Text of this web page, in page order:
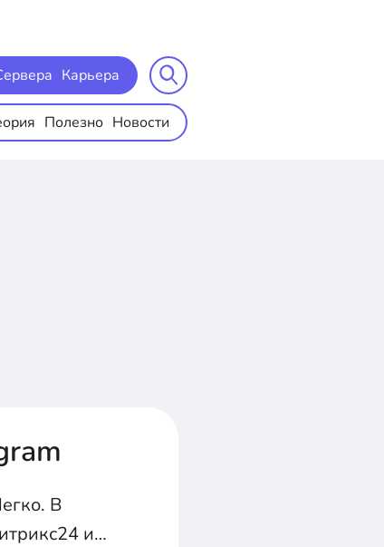
Карьера
Полезно Новости
В
и